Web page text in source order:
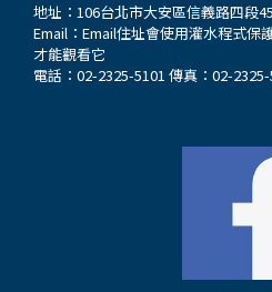
地址：106台北市大安區信義路四段
Email： Email住址會使用灌水程式保
才能觀看它
電話：02-2325-5101 傳真：02-